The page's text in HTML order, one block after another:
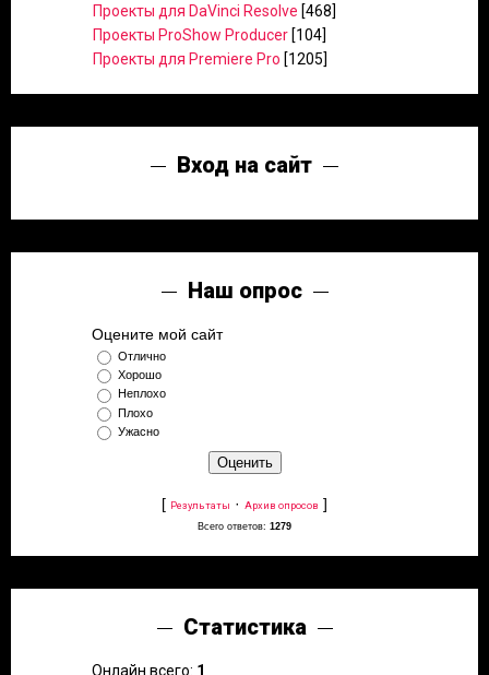
Проекты для DaVinci Resolve [468]
Проекты ProShow Producer [104]
Проекты для Premiere Pro [1205]
Вход на сайт
Наш опрос
Оцените мой сайт
Отлично
Хорошо
Неплохо
Плохо
Ужасно
[ Результаты · Архив опросов ]
Всего ответов: 1279
Статистика
Онлайн всего: 1